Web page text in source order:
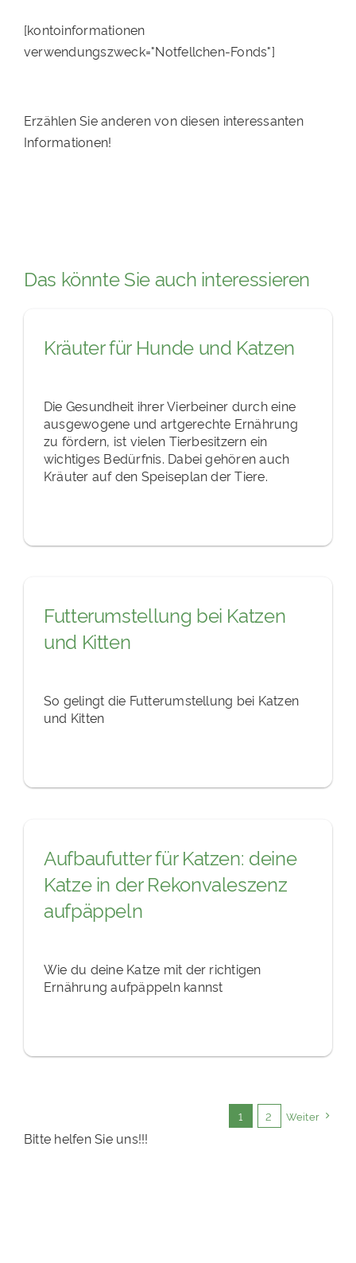
[kontoinformationen
verwendungszweck="Notfellchen-Fonds"]
Erzählen Sie anderen von diesen interessanten
Informationen!
Das könnte Sie auch interessieren
Kräuter für Hunde und Katzen
Die Gesundheit ihrer Vierbeiner durch eine
ausgewogene und artgerechte Ernährung
zu fördern, ist vielen Tierbesitzern ein
wichtiges Bedürfnis. Dabei gehören auch
Kräuter auf den Speiseplan der Tiere.
Futterumstellung bei Katzen
und Kitten
So gelingt die Futterumstellung bei Katzen
und Kitten
Aufbaufutter für Katzen: deine
Katze in der Rekonvaleszenz
aufpäppeln
Wie du deine Katze mit der richtigen
Ernährung aufpäppeln kannst
1 2 Weiter
Bitte helfen Sie uns!!!